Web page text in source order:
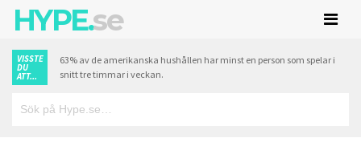
HYPE.se
VISSTE
DU
ATT...
63% av de amerikanska hushållen har minst en person som spelar i
snitt tre timmar i veckan.